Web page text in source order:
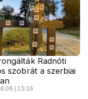
Radnóti
szobrát a szerbiai
| 15:16